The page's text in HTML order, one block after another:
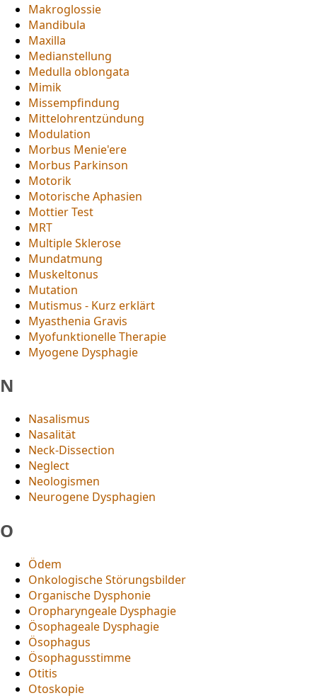
Makroglossie
Mandibula
Maxilla
Medianstellung
Medulla oblongata
Mimik
Missempfindung
Mittelohrentzündung
Modulation
Morbus Menie'ere
Morbus Parkinson
Motorik
Motorische Aphasien
Mottier Test
MRT
Multiple Sklerose
Mundatmung
Muskeltonus
Mutation
Mutismus - Kurz erklärt
Myasthenia Gravis
Myofunktionelle Therapie
Myogene Dysphagie
N
Nasalismus
Nasalität
Neck-Dissection
Neglect
Neologismen
Neurogene Dysphagien
O
Ödem
Onkologische Störungsbilder
Organische Dysphonie
Oropharyngeale Dysphagie
Ösophageale Dysphagie
Ösophagus
Ösophagusstimme
Otitis
Otoskopie